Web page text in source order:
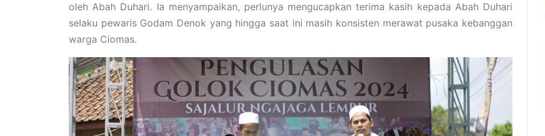
oleh Abah Duhari. Ia menyampaikan, perlunya mengucapkan terima kasih kepada Abah Duhari
selaku pewaris Godam Denok yang hingga saat ini masih konsisten merawat pusaka kebanggan
warga Ciomas.